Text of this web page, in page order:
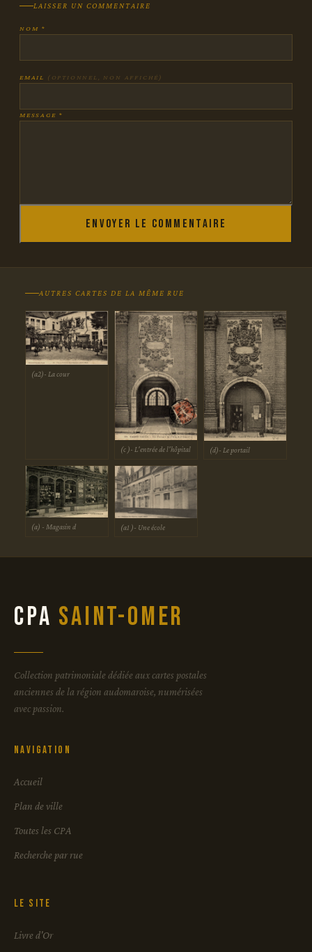
LAISSER UN COMMENTAIRE
NOM *
EMAIL (OPTIONNEL, NON AFFICHÉ)
MESSAGE *
Envoyer le commentaire
AUTRES CARTES DE LA MÊME RUE
(a2)- La cour
(c )- L'entrée de l'hôpital (d)- Le portail
(a) - Magasin d (a1 )- Une école
CPA Saint-Omer
Collection patrimoniale dédiée aux cartes postales
anciennes de la région audomaroise, numérisées
avec passion.
Navigation
Accueil
Plan de ville
Toutes les CPA
Recherche par rue
Le site
Livre d'Or